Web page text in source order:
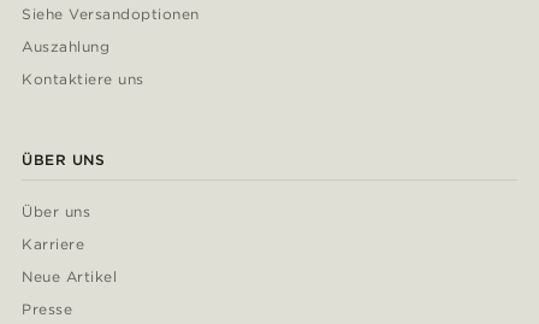
Siehe Versandoptionen
Auszahlung
Kontaktiere uns
ÜBER UNS
Über uns
Karriere
Neue Artikel
Presse